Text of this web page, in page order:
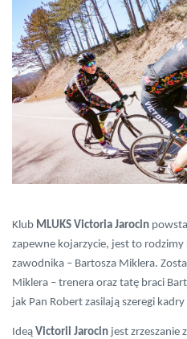
Klub MLUKS Victoria Jarocin
zapewne kojarzycie, jest to
zawodnika – Bartosza Miklera.
Miklera – trenera oraz tatę braci
jak Pan Robert zasilają szeregi
Ideą Victorii Jarocin jest zrzeszanie